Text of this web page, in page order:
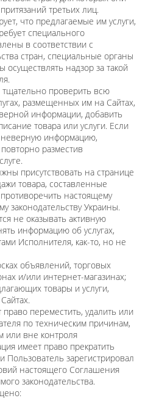
третьих лиц.
что предлагаемые им услуги,
специального
в соответствии с
стран, специальные органы
осуществлять надзор за такой
проверить всю
размещенных им на Сайтах,
информации, добавить
товара или услуги. Если
неверную информацию,
разместив
присутствовать на странице
товара, составленные
настоящему
законодательству Украины.
не оказывать активную
информацию об услугах,
Исполнителя, как-то, но не
объявлений, торговых
и/или интернет-магазинах;
товары и услуги,
переместить, удалить или
по техническим причинам,
или вне контроля
имеет право прекратить
зарегистрировал
настоящего Соглашения
законодательства.